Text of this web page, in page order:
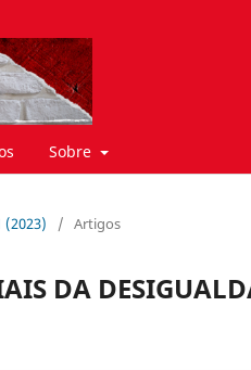
Sobre
(2023) / Artigos
DA